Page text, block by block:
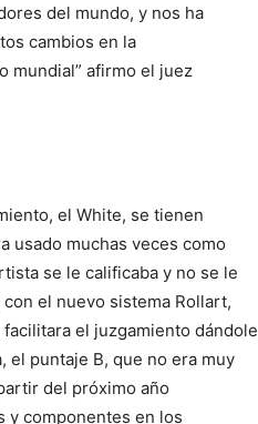
del mundo, y nos ha
cambios en la
mundial” afirmo el juez
el White, se tienen
usado muchas veces como
se le calificaba y no se le
el nuevo sistema Rollart,
el juzgamiento dándole
el puntaje B, que no era muy
del próximo año
y componentes en los